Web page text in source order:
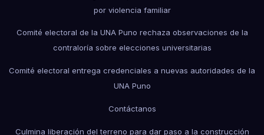
por violencia familiar
Comité electoral de la UNA Puno rechaza observaciones de la
contraloría sobre elecciones universitarias
Comité electoral entrega credenciales a nuevas autoridades de la
UNA Puno
Contáctanos
Culmina liberación del terreno para dar paso a la construcción